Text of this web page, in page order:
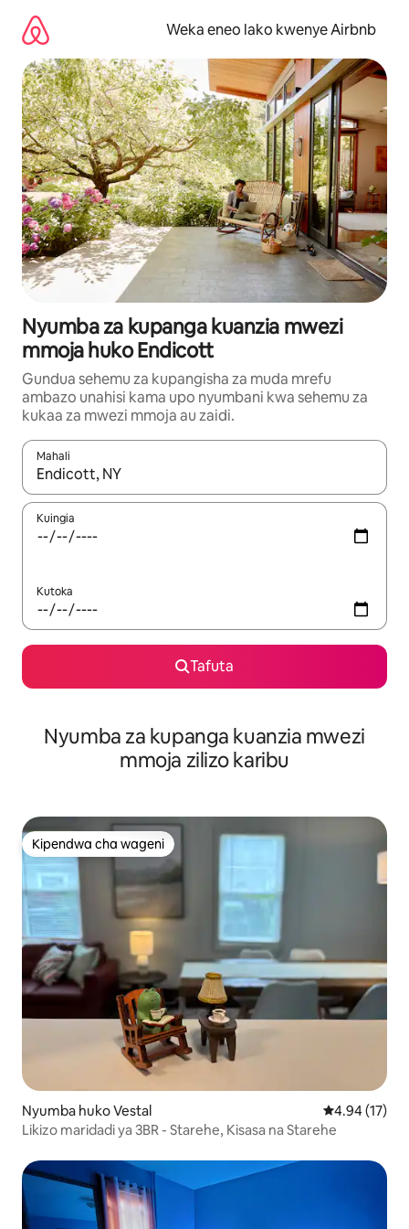
kwenda
kwenye
maudhui
Weka eneo lako kwenye Airbnb
Nyumba za kupanga kuanzia mwezi
mmoja huko Endicott
Gundua sehemu za kupangisha za muda mrefu
ambazo unahisi kama upo nyumbani kwa sehemu za
kukaa za mwezi mmoja au zaidi.
Mahali
Wakati matokeo yanapatikana, vinjari kwa kutumia vitufe vya
Kuingia
Kutoka
Tafuta
Nyumba za kupanga kuanzia mwezi
mmoja zilizo karibu
Kipendwa cha wageni
Kipendwa cha wageni
Nyumba huko Vestal Ukadiriaji wa
4.94 (17)
Likizo maridadi ya 3BR - Starehe, Kisasa na Starehe